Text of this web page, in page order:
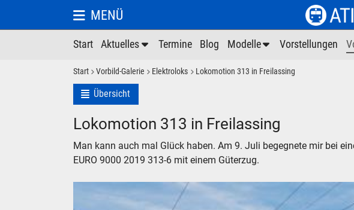
Start Aktuelles Termine Blog Modelle Vorstellungen
MENÜ
Start Vorbild-Galerie Elektroloks Lokomotion 313 in Freilassing
Übersicht
Lokomotion 313 in Freilassing
Man kann auch mal Glück haben. Am 9. Juli begegnete mir bei
EURO 9000 2019 313-6 mit einem Güterzug.